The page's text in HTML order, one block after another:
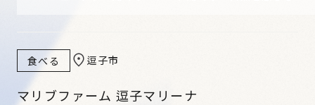
食べる 逗子市
マリブファーム 逗子マリーナ